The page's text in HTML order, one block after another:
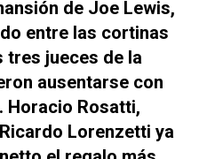
de Joe Lewis,
entre las cortinas
tres jueces de la
ausentarse con
Horacio Rosatti,
Lorenzetti ya